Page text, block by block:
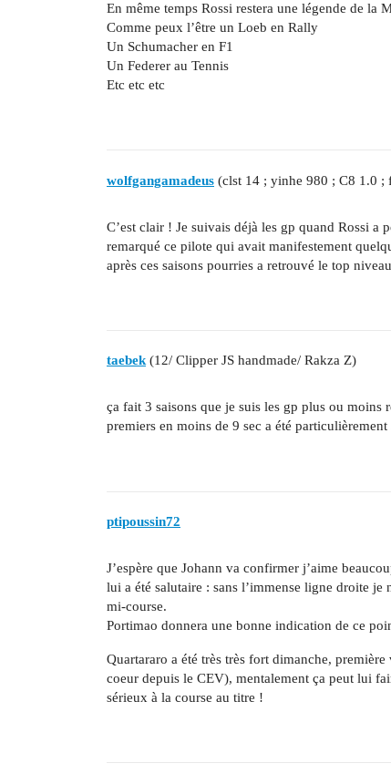
En même temps Rossi restera une légende de la
Comme peux l’être un Loeb en Rally
Un Schumacher en F1
Un Federer au Tennis
Etc etc etc
wolfgangamadeus (clst 14 ; yinhe 980 ; C8 1.0 ;
C’est clair ! Je suivais déjà les gp quand Rossi a
remarqué ce pilote qui avait manifestement
après ces saisons pourries a retrouvé le top
taebek (12/ Clipper JS handmade/ Rakza Z)
ça fait 3 saisons que je suis les gp plus ou
premiers en moins de 9 sec a été
ptipoussin72
J’espère que Johann va confirmer j’aime
lui a été salutaire : sans l’immense ligne droite
mi-course.
Portimao donnera une bonne indication de ce
Quartararo a été très très fort dimanche,
coeur depuis le CEV), mentalement ça peut lui
sérieux à la course au titre !